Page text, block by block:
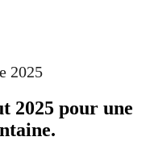
2025
2025 pour une